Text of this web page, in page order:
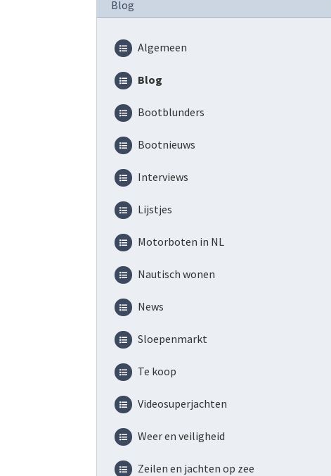
Blog
Algemeen
Blog
Bootblunders
Bootnieuws
Interviews
Lijstjes
Motorboten in NL
Nautisch wonen
News
Sloepenmarkt
Te koop
Videosuperjachten
Weer en veiligheid
Zeilen en jachten op zee